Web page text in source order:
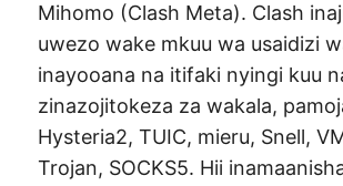
Mihomo (Clash Meta). Clash
uwezo wake mkuu wa usaidizi
inayooana na itifaki nyingi kuu
zinazojitokeza za wakala,
Hysteria2, TUIC, mieru, Snell,
Trojan, SOCKS5. Hii